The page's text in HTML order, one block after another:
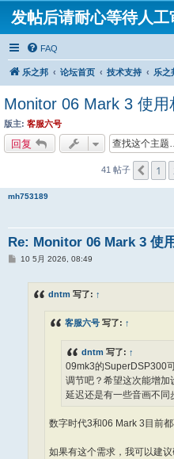
发帖后请耐心等待人
FAQ
乐之邦 论坛首页 技术支持 乐之
Monitor 06 Mark 3 使
版主: 客服六号
回复
41 帖子 上一
1
mh753189
Re: Monitor 06 Mark 3 使
帖10 5月 2026, 08:49
dntm 写了: ↑
客服六号 写了: ↑
dntm 写了: ↑
09mk3的SuperDSP300
调节吧？希望这次能增加
延迟还是有一些音画不同
数字时代3和06 Mark 3目前都
如果有这个需求，我可以建